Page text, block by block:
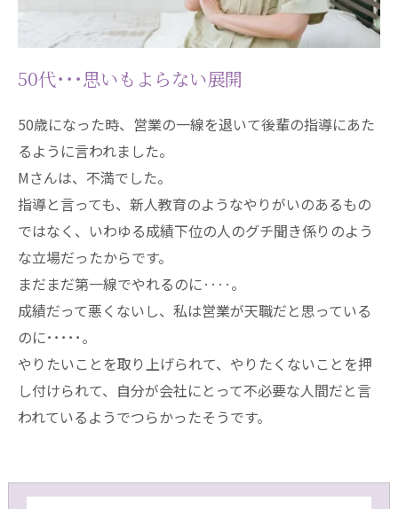
50代･･･思いもよらない展開
50歳になった時、営業の一線を退いて後輩の指導にあた
るように言われました。
Mさんは、不満でした。
指導と言っても、新人教育のようなやりがいのあるもの
ではなく、いわゆる成績下位の人のグチ聞き係りのよう
な立場だったからです。
まだまだ第一線でやれるのに‥‥。
成績だって悪くないし、私は営業が天職だと思っている
のに･････。
やりたいことを取り上げられて、やりたくないことを押
し付けられて、自分が会社にとって不必要な人間だと言
われているようでつらかったそうです。